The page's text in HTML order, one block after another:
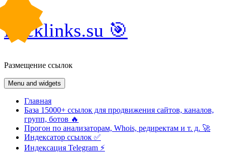
to
content
Backlinks.su 🎯
Размещение ссылок
Menu and widgets
Главная
База 15000+ ссылок для продвижения сайтов, каналов,
групп, ботов 🔥
Прогон по анализаторам, Whois, редиректам и т. д. 🚀
Индексатор ссылок ✅
Индексация Telegram ⚡️